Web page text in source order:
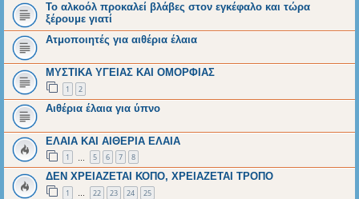
η
Το αλκοόλ προκαλεί βλάβες στον εγκέφαλο και τώρα
ξέρουμε γιατί
Ατμοποιητές για αιθέρια έλαια
ΜΥΣΤΙΚΑ ΥΓΕΙΑΣ ΚΑΙ ΟΜΟΡΦΙΑΣ
1 2
Αιθέρια έλαια για ύπνο
ΕΛΑΙΑ ΚΑΙ ΑΙΘΕΡΙΑ ΕΛΑΙΑ
1 5 6 7 8
ΔΕΝ ΧΡΕΙΑΖΕΤΑΙ ΚΟΠΟ, ΧΡΕΙΑΖΕΤΑΙ ΤΡΟΠΟ
1 … 22 23 24 25